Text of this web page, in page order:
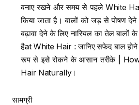
बनाए रखने और समय से पहले White
किया जाता है। बालों को जड़ से पोषण
बढ़ावा देने के लिए नारियल का तेल बालों
हैat White Hair : जानिए सफेद बाल
रूप से इसे रोकने के आसान तरीके |
Hair Naturally।
सामग्री